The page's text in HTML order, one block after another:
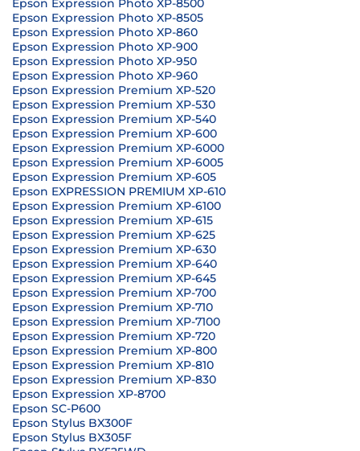
Epson Expression Photo XP-8500
Epson Expression Photo XP-8505
Epson Expression Photo XP-860
Epson Expression Photo XP-900
Epson Expression Photo XP-950
Epson Expression Photo XP-960
Epson Expression Premium XP-520
Epson Expression Premium XP-530
Epson Expression Premium XP-540
Epson Expression Premium XP-600
Epson Expression Premium XP-6000
Epson Expression Premium XP-6005
Epson Expression Premium XP-605
Epson EXPRESSION PREMIUM XP-610
Epson Expression Premium XP-6100
Epson Expression Premium XP-615
Epson Expression Premium XP-625
Epson Expression Premium XP-630
Epson Expression Premium XP-640
Epson Expression Premium XP-645
Epson Expression Premium XP-700
Epson Expression Premium XP-710
Epson Expression Premium XP-7100
Epson Expression Premium XP-720
Epson Expression Premium XP-800
Epson Expression Premium XP-810
Epson Expression Premium XP-830
Epson Expression XP-8700
Epson SC-P600
Epson Stylus BX300F
Epson Stylus BX305F